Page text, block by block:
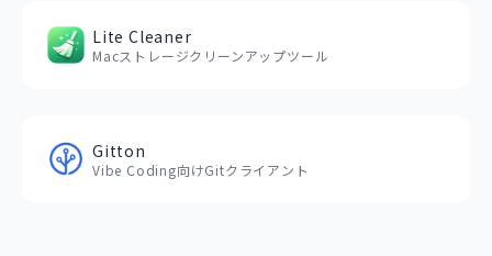
Lite Cleaner
Macストレージクリーンアップツール
Gitton
Vibe Coding向けGitクライアント